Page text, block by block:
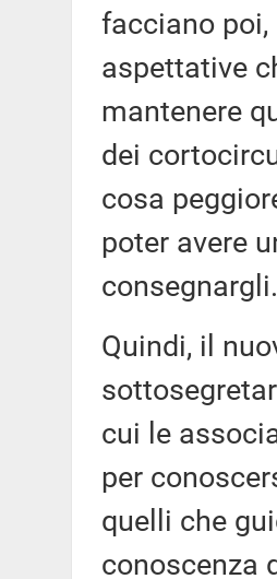
facciano poi,
aspettative
mantenere
dei
cosa
poter avere
consegnargli.
Quindi, il
cui le
per
quelli che
conoscenza